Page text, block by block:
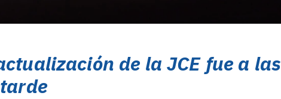
de la JCE fue a las